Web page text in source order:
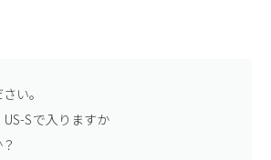
い。
Sで入りますか